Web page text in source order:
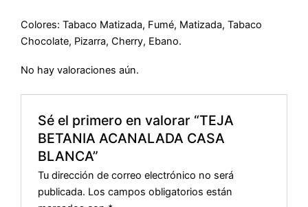
Colores: Tabaco Matizada, Fumé, Matizada, Tabaco
Chocolate, Pizarra, Cherry, Ebano.
No hay valoraciones aún.
Sé el primero en valorar “TEJA
BETANIA ACANALADA CASA
BLANCA”
Tu dirección de correo electrónico no será
publicada. Los campos obligatorios están